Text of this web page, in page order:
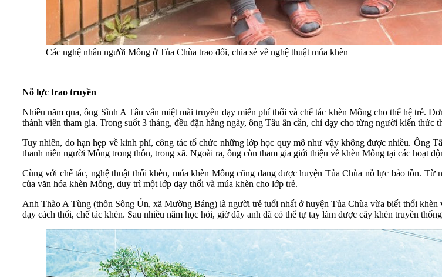
Các nghệ nhân người Mông ở Tủa Chùa trao đổi, chia sẻ về nghệ thuật múa khèn
Nỗ lực trao truyền
Nhiều năm qua, ông Sình A Tâu vẫn miệt mài truyền dạy miễn phí thổi và chế tác khèn Mông cho thế hệ trẻ.
thành viên tham gia. Trong suốt 3 tháng, đều đặn hằng ngày, ông Tâu ân cần, chỉ dạy cho từng người kiến thức
Tuy nhiên, do hạn hẹp về kinh phí, công tác tổ chức những lớp học quy mô như vậy không được nhiều. Ông
thanh niên người Mông trong thôn, trong xã. Ngoài ra, ông còn tham gia giới thiệu về khèn Mông tại các hoạt
Cùng với chế tác, nghệ thuật thổi khèn, múa khèn Mông cũng đang được huyện Tủa Chùa nỗ lực bảo tồn.
của văn hóa khèn Mông, duy trì một lớp dạy thổi và múa khèn cho lớp trẻ.
Anh Thào A Tùng (thôn Sông Ún, xã Mường Báng) là người trẻ tuổi nhất ở huyện Tủa Chùa vừa biết thổi
dạy cách thổi, chế tác khèn. Sau nhiều năm học hỏi, giờ đây anh đã có thể tự tay làm được cây khèn truyền